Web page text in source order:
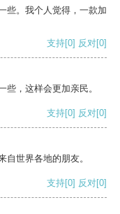
些。我个人觉得，一款加
支持[0] 反对[0]
，这样会更加亲民。
支持[0] 反对[0]
自世界各地的朋友。
支持[0] 反对[0]